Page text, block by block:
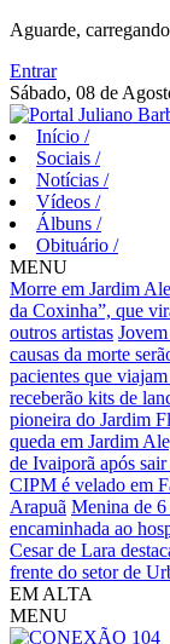
Aguarde,
Entrar
Sábado, 08 de
Início /
Sociais /
Notícias /
Vídeos /
Álbuns /
Obituário /
MENU
Morre em Jardim
da Coxinha”, que
outros artistas
causas da morte
pacientes que
receberão kits de
pioneira do Jardim
queda em Jardim
de Ivaiporã após
CIPM é velado em
Arapuã Menina de 6
encaminhada ao
Cesar de Lara
frente do setor de
EM ALTA
MENU